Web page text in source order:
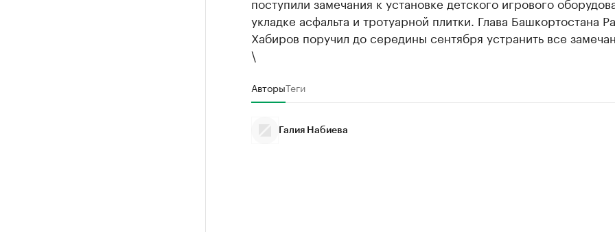
укладке асфальта и тротуарной плитки. Глава Башкортостана
Хабиров поручил до середины сентября устранить все
\
АвторыТеги
Галия Набиева